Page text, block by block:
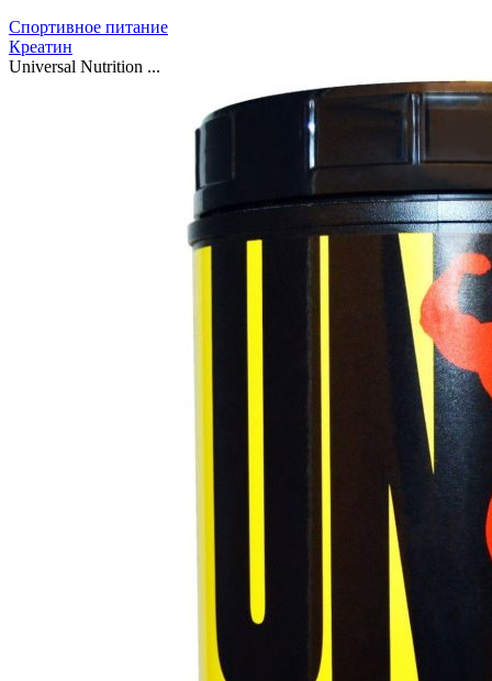
Спортивное питание
Креатин
Universal Nutrition ...